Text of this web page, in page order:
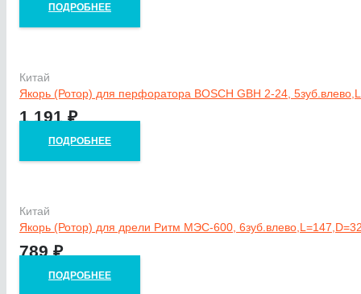
ПОДРОБНЕЕ
Китай
Якорь (Ротор) для перфоратора BOSCH GBH 2-24,
1 191₽
ПОДРОБНЕЕ
Китай
Якорь (Ротор) для дрели Ритм МЭС-600,
789₽
ПОДРОБНЕЕ